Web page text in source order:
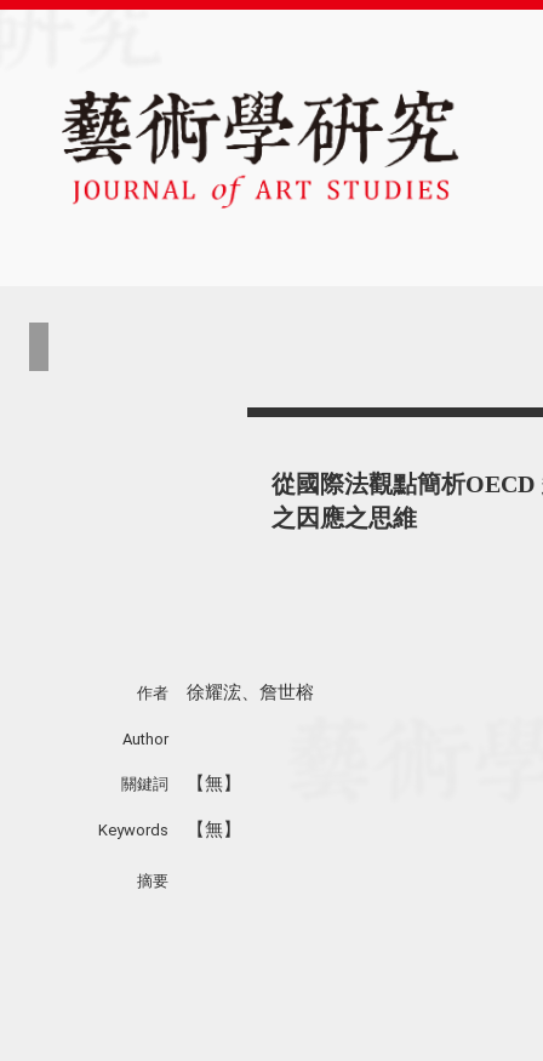
從國際法觀點簡析
之因應之思維
作者 徐耀浤、詹世榕
Author
關鍵詞 【無】
Keywords 【無】
摘要